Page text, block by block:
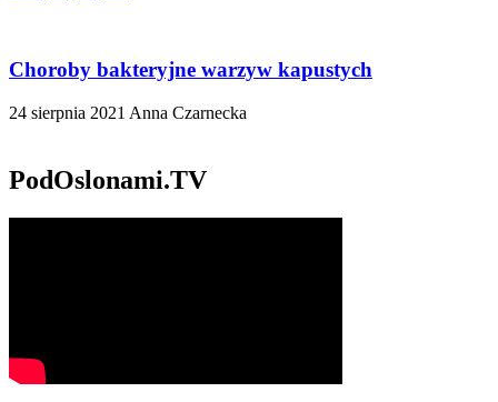
Choroby bakteryjne warzyw kapustych
24 sierpnia 2021 Anna Czarnecka
PodOslonami.TV